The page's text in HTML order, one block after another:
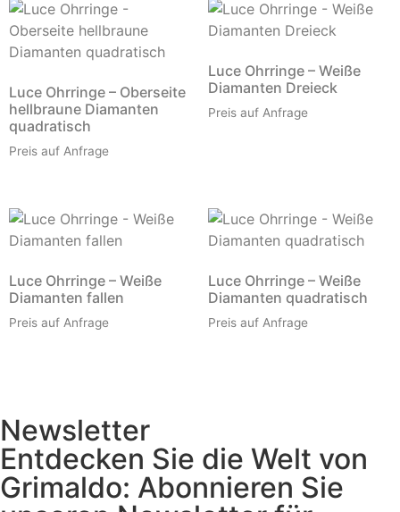
Luce Ohrringe – Oberseite
hellbraune Diamanten
quadratisch
Preis auf Anfrage
Luce Ohrringe – Weiße
Diamanten Dreieck
Preis auf Anfrage
Luce Ohrringe – Weiße
Diamanten fallen
Preis auf Anfrage
Luce Ohrringe – Weiße
Diamanten quadratisch
Preis auf Anfrage
Newsletter
Entdecken Sie die Welt von
Grimaldo: Abonnieren Sie